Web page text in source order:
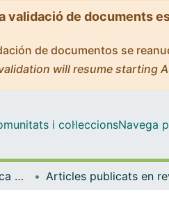
validació de documents
de documentos se
will resume starting
i col·leccionsNavega
Patologia i Terapèutica Experimental